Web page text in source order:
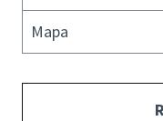
Mapa